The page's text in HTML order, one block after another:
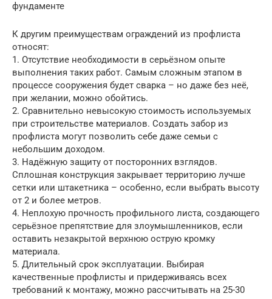
фундаменте
К другим преимуществам ограждений из профлиста
относят:
1. Отсутствие необходимости в серьёзном опыте
выполнения таких работ. Самым сложным этапом в
процессе сооружения будет сварка – но даже без неё,
при желании, можно обойтись.
2. Сравнительно невысокую стоимость используемых
при строительстве материалов. Создать забор из
профлиста могут позволить себе даже семьи с
небольшим доходом.
3. Надёжную защиту от посторонних взглядов.
Сплошная конструкция закрывает территорию лучше
сетки или штакетника – особенно, если выбрать высоту
от 2 и более метров.
4. Неплохую прочность профильного листа, создающего
серьёзное препятствие для злоумышленников, если
оставить незакрытой верхнюю острую кромку
материала.
5. Длительный срок эксплуатации. Выбирая
качественные профлисты и придерживаясь всех
требований к монтажу, можно рассчитывать на 25-30